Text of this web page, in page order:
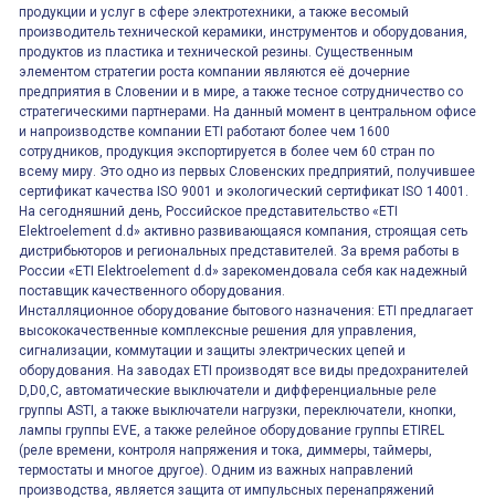
продукции и услуг в сфере электротехники, а также весомый
производитель технической керамики, инструментов и оборудования,
продуктов из пластика и технической резины. Существенным
элементом стратегии роста компании являются её дочерние
предприятия в Словении и в мире, а также тесное сотрудничество со
стратегическими партнерами. На данный момент в центральном офисе
и напроизводстве компании ETI работают более чем 1600
сотрудников, продукция экспортируется в более чем 60 стран по
всему миру. Это одно из первых Словенских предприятий, получившее
сертификат качества ISO 9001 и экологический сертификат ISO 14001.
На сегодняшний день, Российское представительство «ETI
Elektroelement d.d» активно развивающаяся компания, строящая сеть
дистрибьюторов и региональных представителей. За время работы в
России «ETI Elektroelement d.d» зарекомендовала себя как надежный
поставщик качественного оборудования.
Инсталляционное оборудование бытового назначения: ETI предлагает
высококачественные комплексные решения для управления,
сигнализации, коммутации и защиты электрических цепей и
оборудования. На заводах ETI производят все виды предохранителей
D,D0,C, автоматические выключатели и дифференциальные реле
группы ASTI, а также выключатели нагрузки, переключатели, кнопки,
лампы группы EVE, а также релейное оборудование группы ETIREL
(реле времени, контроля напряжения и тока, диммеры, таймеры,
термостаты и многое другое). Одним из важных направлений
производства, является защита от импульсных перенапряжений